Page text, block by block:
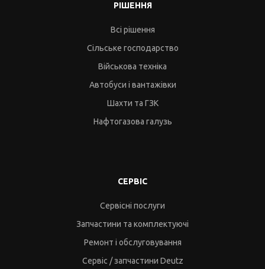
РІШЕННЯ
Всі рішення
Сільське господарство
Військова техніка
Автобуси і вантажівки
Шахти та ГЗК
Нафтогазова галузь
СЕРВІС
Сервісні послуги
Запчастини та комплектуючі
Ремонт і обслуговування
Сервіс / запчастини Deutz